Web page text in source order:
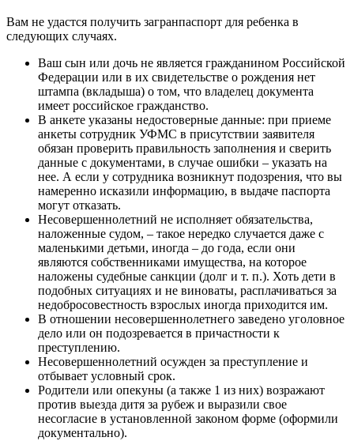
Вам не удастся получить загранпаспорт для ребенка в
следующих случаях.
Ваш сын или дочь не является гражданином Российской
Федерации или в их свидетельстве о рождения нет
штампа (вкладыша) о том, что владелец документа
имеет российское гражданство.
В анкете указаны недостоверные данные: при приеме
анкеты сотрудник УФМС в присутствии заявителя
обязан проверить правильность заполнения и сверить
данные с документами, в случае ошибки – указать на
нее. А если у сотрудника возникнут подозрения, что вы
намеренно исказили информацию, в выдаче паспорта
могут отказать.
Несовершеннолетний не исполняет обязательства,
наложенные судом, – такое нередко случается даже с
маленькими детьми, иногда – до года, если они
являются собственниками имущества, на которое
наложены судебные санкции (долг и т. п.). Хоть дети в
подобных ситуациях и не виноваты, расплачиваться за
недобросовестность взрослых иногда приходится им.
В отношении несовершеннолетнего заведено уголовное
дело или он подозревается в причастности к
преступлению.
Несовершеннолетний осужден за преступление и
отбывает условный срок.
Родители или опекуны (а также 1 из них) возражают
против выезда дитя за рубеж и выразили свое
несогласие в установленной законом форме (оформили
документально).